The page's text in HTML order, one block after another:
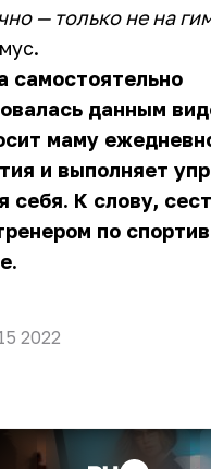
— только не на
самостоятельно
данным
маму
и выполняет
себя. К слову,
по
2022